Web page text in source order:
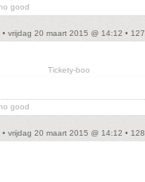
good
• vrijdag 20 maart 2015 @ 14:12 • 127
Tickety-boo
good
• vrijdag 20 maart 2015 @ 14:12 • 128